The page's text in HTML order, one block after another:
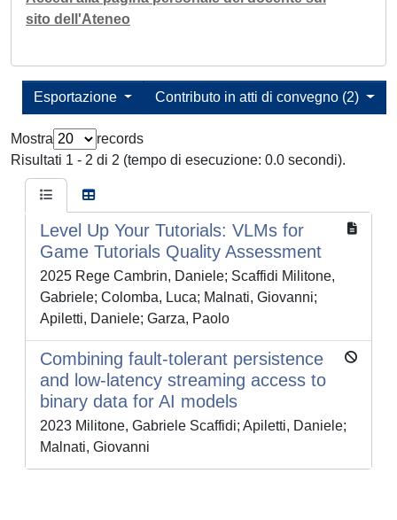
sito dell'Ateneo
Contributo in atti di convegno (2)
Esportazione
Mostra
records
Risultati 1 - 2 di 2 (tempo di esecuzione: 0.0 secondi).
Level Up Your Tutorials: VLMs for
Game Tutorials Quality Assessment
2025 Rege Cambrin, Daniele; Scaffidi Militone,
Gabriele; Colomba, Luca; Malnati, Giovanni;
Apiletti, Daniele; Garza, Paolo
Combining fault-tolerant persistence
and low-latency streaming access to
binary data for AI models
2023 Militone, Gabriele Scaffidi; Apiletti, Daniele;
Malnati, Giovanni